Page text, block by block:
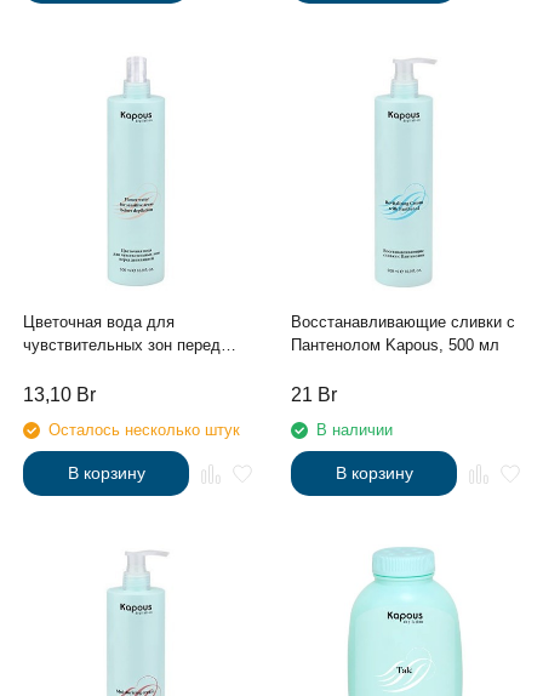
Цветочная вода для
чувствительных зон перед
13,10 Br
Осталось несколько штук
В корзину
Восстанавливающие сливки с
Пантенолом Kapous, 500 мл
21 Br
В наличии
В корзину